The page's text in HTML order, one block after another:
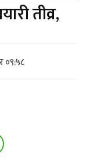
तीव्र,
०९:५८